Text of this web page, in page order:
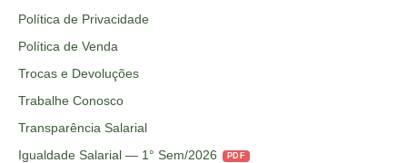
Política de Privacidade
Política de Venda
Trocas e Devoluções
Trabalhe Conosco
Transparência Salarial
Igualdade Salarial — 1° Sem/2026
PDF